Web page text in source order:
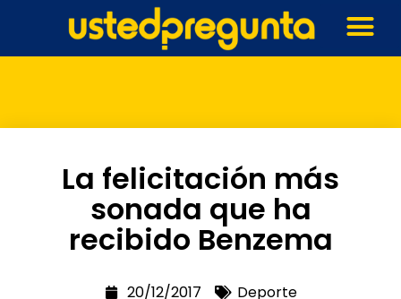
La felicitación más
sonada que ha
recibido Benzema
20/12/2017 Deporte